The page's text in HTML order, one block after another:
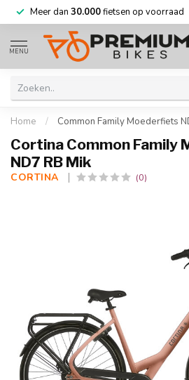
Meer dan 30.000fietsen op voorraad
MENU
Home / Common Family Moederfiets
Cortina Common Family
ND7 RB Mik
CORTINA (0)